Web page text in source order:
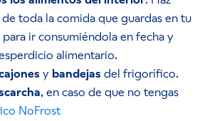
toda la comida que guardas en tu
ir consumiéndola en fecha y
alimentario.
y bandejas del frigorífico.
, en caso de que no tengas
NoFrost